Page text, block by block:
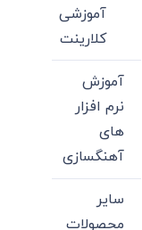
آموزشی
کلارینت
آموزش
نرم افزار
های
آهنگسازی
سایر
محصولات